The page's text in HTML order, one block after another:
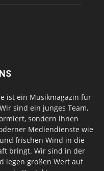
ist ein Musikmagazin für
sind ein junges Team,
sondern ihnen
Mediendienste wie
frischen Wind in die
bringt. Wir sind in der
legen großen Wert auf